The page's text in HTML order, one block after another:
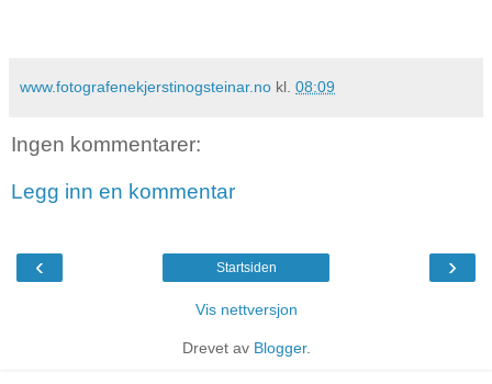
www.fotografenekjerstinogsteinar.no kl. 08:09
Ingen kommentarer:
Legg inn en kommentar
‹ ›
Startsiden
Vis nettversjon
Drevet av Blogger.